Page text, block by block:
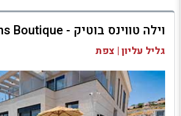
למתחם זה
בדיקת זמינות ומחירים
וילה טווינס בוטיק - Twins Boutique
גליל עליון | צפת